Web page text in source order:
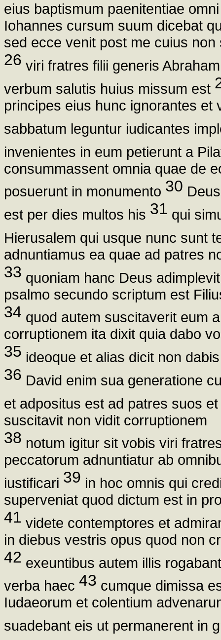
eius baptismum paenitentiae
Iohannes cursum suum dicebat
sed ecce venit post me cuius
26 viri fratres filii generis
verbum salutis huius missum est
principes eius hunc ignorantes
sabbatum leguntur iudicantes
invenientes in eum petierunt a
consummassent omnia quae de
posuerunt in monumento 30
est per dies multos his 31 qui
Hierusalem qui usque nunc sunt
adnuntiamus ea quae ad patres
33 quoniam hanc Deus
psalmo secundo scriptum est
34 quod autem suscitaverit eum
corruptionem ita dixit quia dabo
35 ideoque et alias dicit non
36 David enim sua generatione
et adpositus est ad patres suos
suscitavit non vidit corruptionem
38 notum igitur sit vobis viri
peccatorum adnuntiatur ab
iustificari 39 in hoc omnis qui
superveniat quod dictum est in
41 videte contemptores et
in diebus vestris opus quod non
42 exeuntibus autem illis
verba haec 43 cumque dimissa
Iudaeorum et colentium
suadebant eis ut permanerent in